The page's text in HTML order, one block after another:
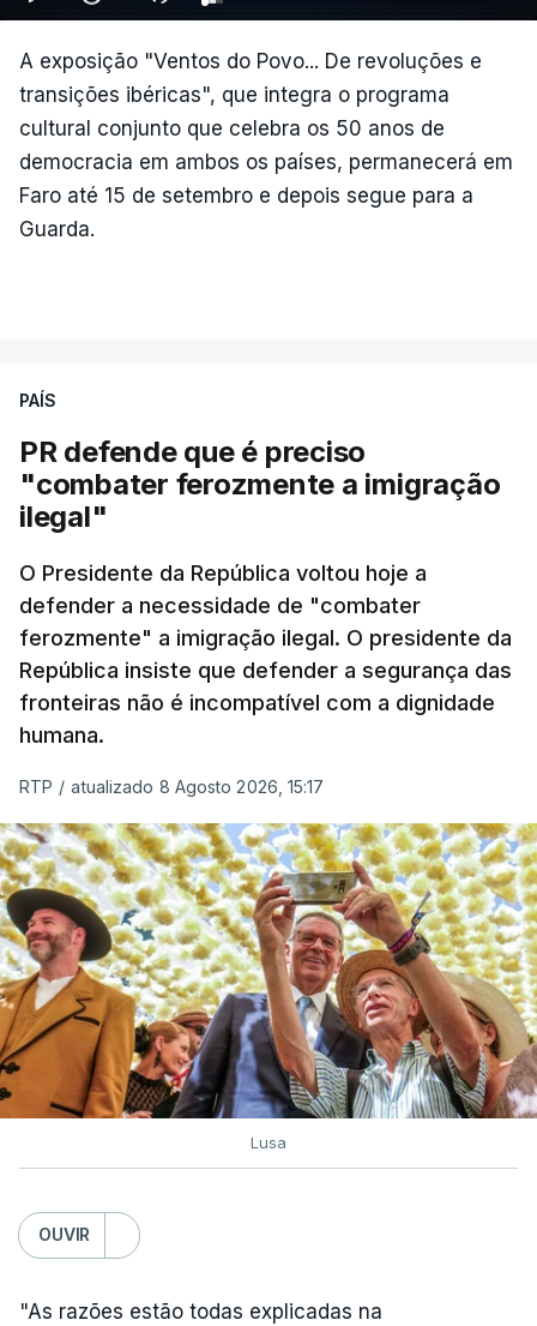
A exposição "Ventos do Povo... De revoluções e
transições ibéricas", que integra o programa
cultural conjunto que celebra os 50 anos de
democracia em ambos os países, permanecerá em
Faro até 15 de setembro e depois segue para a
Guarda.
PAÍS
PR defende que é preciso
"combater ferozmente a imigração
ilegal"
O Presidente da República voltou hoje a
defender a necessidade de "combater
ferozmente" a imigração ilegal. O presidente da
República insiste que defender a segurança das
fronteiras não é incompatível com a dignidade
humana.
RTP / atualizado 8 Agosto 2026, 15:17
Lusa
OUVIR
"As razões estão todas explicadas na